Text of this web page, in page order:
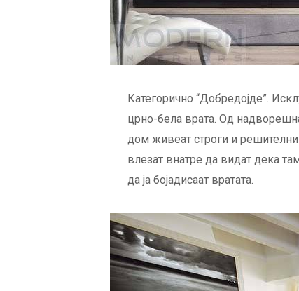
Категорично “Добредојде”.
црно-бела врата. Од
дом живеат строги и
влезат внатре да видат дека
да ја бојадисаат вратата.